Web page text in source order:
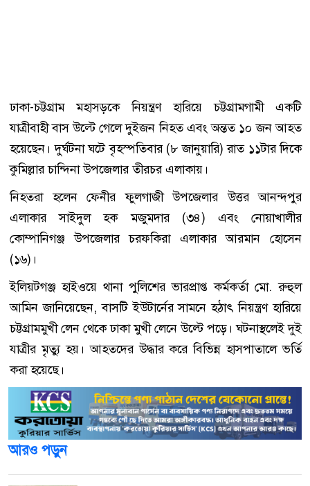
ঢাকা-চট্টগ্রাম মহাসড়কে নিয়ন্ত্রণ হারিয়ে চট্টগ্রামগামী একটি
যাত্রীবাহী বাস উল্টে গেলে দুইজন নিহত এবং অন্তত ১০ জন আহত
হয়েছেন। দুর্ঘটনা ঘটে বৃহস্পতিবার (৮ জানুয়ারি) রাত ১১টার দিকে
কুমিল্লার চান্দিনা উপজেলার তীরচর এলাকায়।
নিহতরা হলেন ফেনীর ফুলগাজী উপজেলার উত্তর আনন্দপুর
এলাকার সাইদুল হক মজুমদার (৩৪) এবং নোয়াখালীর
কোম্পানিগঞ্জ উপজেলার চরফকিরা এলাকার আরমান হোসেন
(১৬)।
ইলিয়টগঞ্জ হাইওয়ে থানা পুলিশের ভারপ্রাপ্ত কর্মকর্তা মো. রুহুল
আমিন জানিয়েছেন, বাসটি ইউটার্নের সামনে হঠাৎ নিয়ন্ত্রণ হারিয়ে
চট্টগ্রামমুখী লেন থেকে ঢাকা মুখী লেনে উল্টে পড়ে। ঘটনাস্থলেই দুই
যাত্রীর মৃত্যু হয়। আহতদের উদ্ধার করে বিভিন্ন হাসপাতালে ভর্তি
করা হয়েছে।
আরও পড়ুন